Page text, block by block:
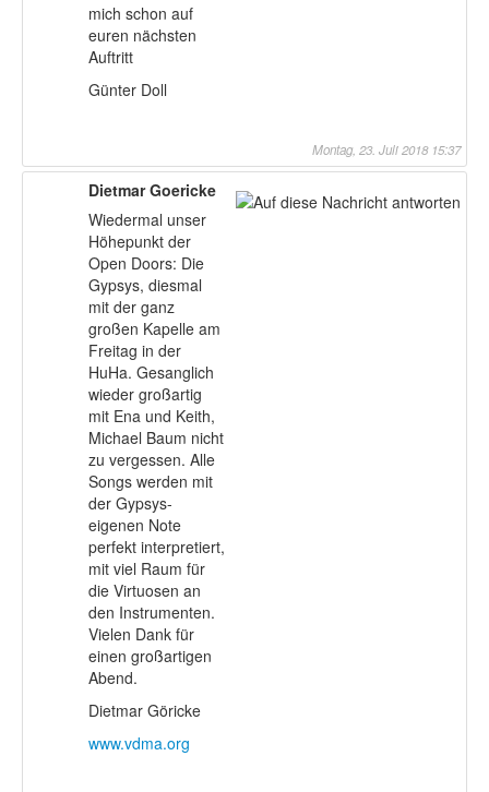
mich schon auf
euren nächsten
Auftritt
Günter Doll
Montag, 23. Juli 2018 15:37
Dietmar Goericke
Wiedermal unser
Höhepunkt der
Open Doors: Die
Gypsys, diesmal
mit der ganz
großen Kapelle am
Freitag in der
HuHa. Gesanglich
wieder großartig
mit Ena und Keith,
Michael Baum nicht
zu vergessen. Alle
Songs werden mit
der Gypsys-
eigenen Note
perfekt interpretiert,
mit viel Raum für
die Virtuosen an
den Instrumenten.
Vielen Dank für
einen großartigen
Abend.
Dietmar Göricke
www.vdma.org